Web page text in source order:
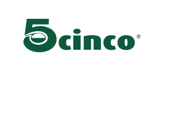
Skip to main content